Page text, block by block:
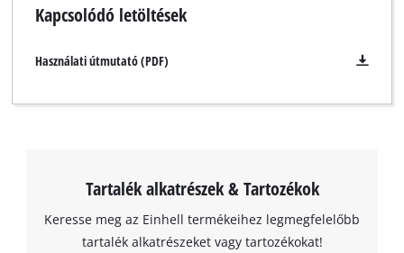
Kapcsolódó letöltések
Használati útmutató (PDF)
Tartalék alkatrészek & Tartozékok
Keresse meg az Einhell termékeihez legmegfelelőbb
tartalék alkatrészeket vagy tartozékokat!